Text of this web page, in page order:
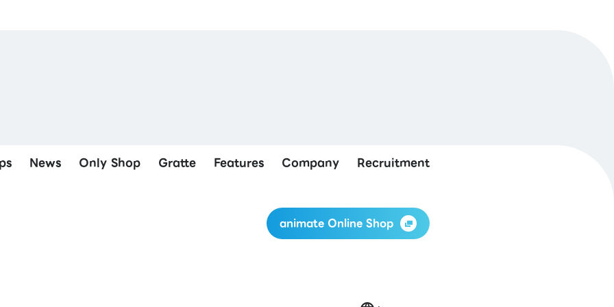
News Only Shop Gratte Features Company Recruitment
animate Online Shop